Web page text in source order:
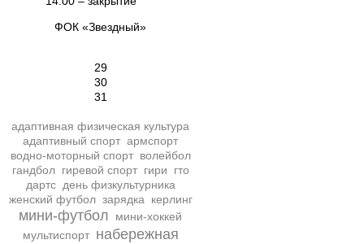
ФОК «Звездный»
29
30
31
адаптивная физическая культура
адаптивный спорт армспорт
водно-моторный спорт волейбол
гандбол гиревой спорт гири
гто
дартс день физкультурника
женский футбол зарядка керлинг
мини-футбол
мини-хоккей
мультиспорт набережная